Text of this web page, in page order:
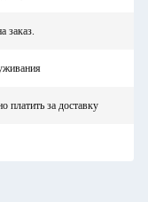
заказ.
платить за доставку